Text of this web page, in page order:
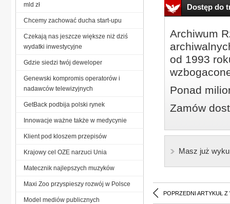
Dostęp do
Archiwum
od 1993
Ponad
Zamów
Masz już
POPRZEDNI ARTYKUŁ Z
mld zł
Chcemy zachować ducha start-upu
Czekają nas jeszcze większe niż dziś
wydatki inwestycyjne
Gdzie siedzi twój deweloper
Genewski kompromis operatorów i
nadawców telewizyjnych
GetBack podbija polski rynek
Innowacje ważne także w medycynie
Klient pod kloszem przepisów
Krajowy cel OZE narzuci Unia
Matecznik najlepszych muzyków
Maxi Zoo przyspieszy rozwój w Polsce
Model mediów publicznych